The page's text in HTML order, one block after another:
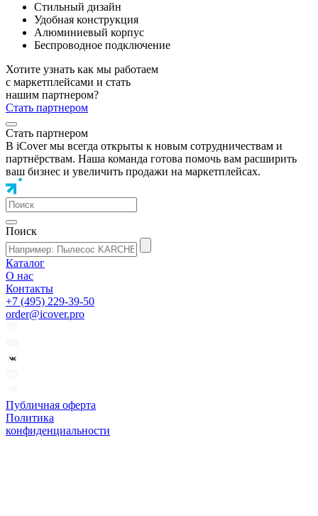
Стильный дизайн
Удобная конструкция
Алюминиевый корпус
Беспроводное подключение
Хотите узнать как мы работаем
с маркетплейсами и стать
нашим партнером?
Стать партнером
Стать партнером
В iCover мы всегда открыты к новым сотрудничествам и
партнёрствам. Наша команда готова помочь вам расширить
ваш бизнес и увеличить продажи на маркетплейсах.
Поиск
Каталог
О нас
Контакты
+7 (495) 229-39-50
order@icover.pro
Публичная оферта
Политика
конфиденциальности